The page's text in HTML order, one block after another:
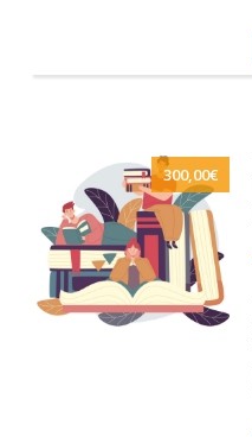
300,00€